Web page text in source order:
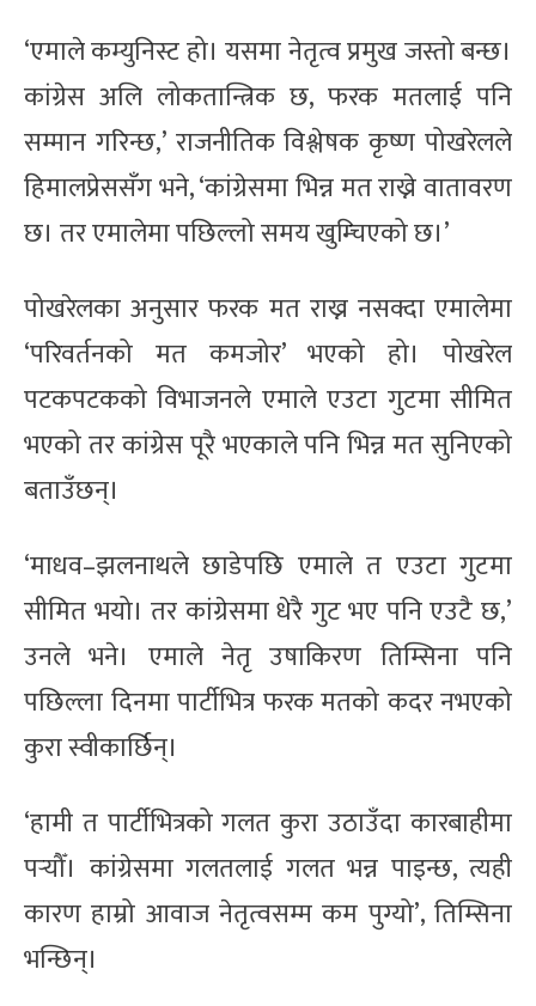
‘एमाले कम्युनिस्ट हो। यसमा नेतृत्व प्रमुख जस्तो बन्छ।
कांग्रेस अलि लोकतान्त्रिक छ, फरक मतलाई पनि
सम्मान गरिन्छ,’ राजनीतिक विश्लेषक कृष्ण पोखरेलले
हिमालप्रेससँग भने, ‘कांग्रेसमा भिन्न मत राख्ने वातावरण
छ। तर एमालेमा पछिल्लो समय खुम्चिएको छ।’
पोखरेलका अनुसार फरक मत राख्न नसक्दा एमालेमा
‘परिवर्तनको मत कमजोर’ भएको हो। पोखरेल
पटकपटकको विभाजनले एमाले एउटा गुटमा सीमित
भएको तर कांग्रेस पूरै भएकाले पनि भिन्न मत सुनिएको
बताउँछन्।
‘माधव–झलनाथले छाडेपछि एमाले त एउटा गुटमा
सीमित भयो। तर कांग्रेसमा धेरै गुट भए पनि एउटै छ,’
उनले भने। एमाले नेतृ उषाकिरण तिम्सिना पनि
पछिल्ला दिनमा पार्टीभित्र फरक मतको कदर नभएको
कुरा स्वीकार्छिन्।
‘हामी त पार्टीभित्रको गलत कुरा उठाउँदा कारबाहीमा
पर्‍यौँ। कांग्रेसमा गलतलाई गलत भन्न पाइन्छ, त्यही
कारण हाम्रो आवाज नेतृत्वसम्म कम पुग्यो’, तिम्सिना
भन्छिन्।